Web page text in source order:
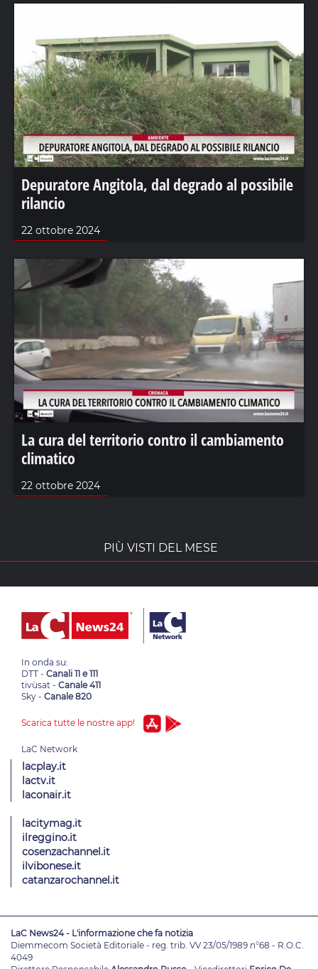
Depuratore Angitola, dal degrado al possibile
rilancio
22 ottobre 2024
La cura del territorio contro il cambiamento
climatico
22 ottobre 2024
PIÙ VISTI DEL MESE
In onda su:
DTT - Canali 11 e 111
tivùsat - Canale 411
Sky - Canale 820
Scarica tutte le nostre app!
lacplay.it
lactv.it
laconair.it
lacitymag.it
ilreggino.it
cosenzachannel.it
ilvibonese.it
catanzarochannel.it
LaC News24 - L'informazione che fa notizia
Diemmecom Società Editoriale - reg. trib. VV 23/05/1989 n°68 - R.O.C.
4049